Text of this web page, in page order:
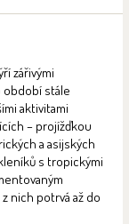
zářivými
období stále
aktivitami
– projížďkou
a asijských
s tropickými
nich potrvá až do